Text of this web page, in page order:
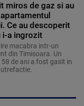
miros de gaz si au
Ce au descoperit
i-a ingrozit
macabra intr-un
din Timisoara. Un
58 de ani a fost gasit in